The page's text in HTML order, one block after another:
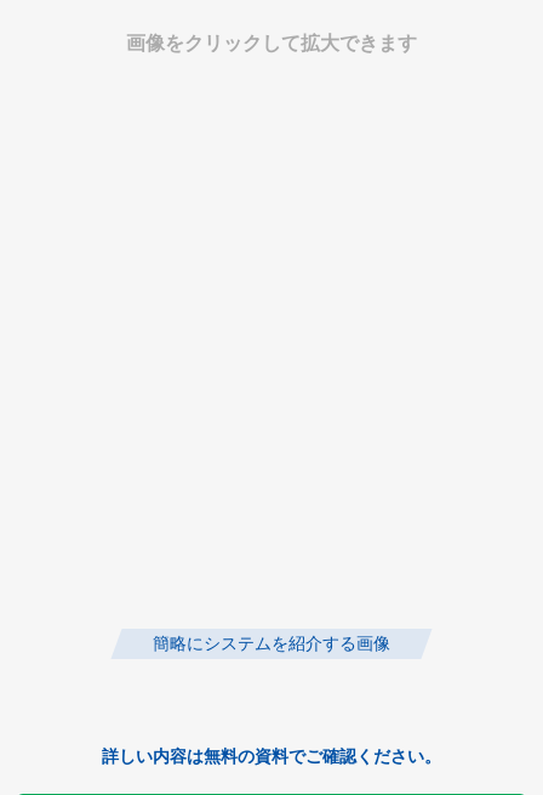
画像をクリックして拡大できます
簡略にシステムを紹介する画像
詳しい内容は無料の資料でご確認ください。